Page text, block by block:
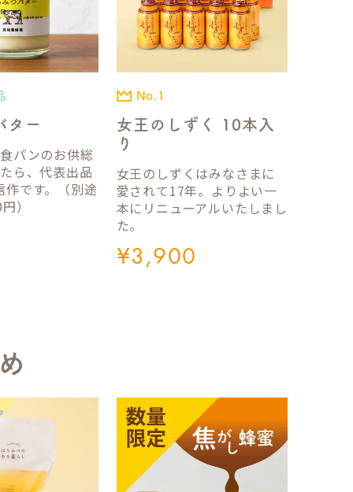
ター
パンのお供総
ら、代表出品
作です。（別途
）
No.1
女王のしずく 10本入
り
女王のしずくはみなさまに
愛されて17年。よりよい一
本にリニューアルいたしまし
た。
¥3,900